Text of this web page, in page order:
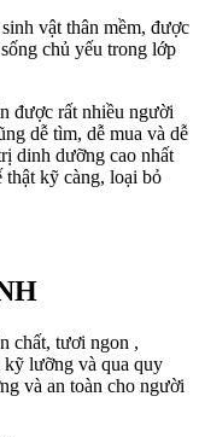
vật thân mềm, được
chủ yếu trong lớp
được rất nhiều người
dễ tìm, dễ mua và dễ
dinh dưỡng cao nhất
thật kỹ càng, loại bỏ
chất, tươi ngon ,
lưỡng và qua quy
và an toàn cho người